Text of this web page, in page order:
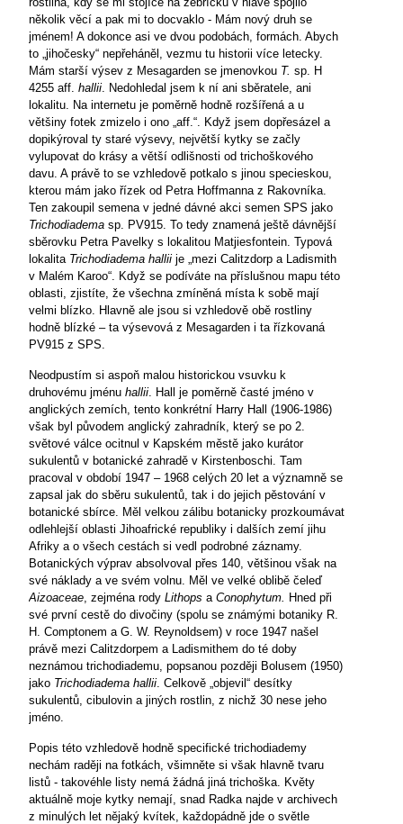
několik věcí a pak mi to docvaklo - Mám nový druh se
jménem! A dokonce asi ve dvou podobách, formách. Abych
to „jihočesky“ nepřeháněl, vezmu tu historii více letecky.
Mám starší výsev z Mesagarden se jmenovkou T. sp. H
4255 aff. hallii. Nedohledal jsem k ní ani sběratele, ani
lokalitu. Na internetu je poměrně hodně rozšířená a u
většiny fotek zmizelo i ono „aff.“. Když jsem dopřesázel a
dopikýroval ty staré výsevy, největší kytky se začly
vylupovat do krásy a větší odlišnosti od trichoškového
davu. A právě to se vzhledově potkalo s jinou specieskou,
kterou mám jako řízek od Petra Hoffmanna z Rakovníka.
Ten zakoupil semena v jedné dávné akci semen SPS jako
Trichodiadema sp. PV915. To tedy znamená ještě dávnější
sběrovku Petra Pavelky s lokalitou Matjiesfontein. Typová
lokalita Trichodiadema hallii je „mezi Calitzdorp a Ladismith
v Malém Karoo“. Když se podíváte na příslušnou mapu této
oblasti, zjistíte, že všechna zmíněná místa k sobě mají
velmi blízko. Hlavně ale jsou si vzhledově obě rostliny
hodně blízké – ta výsevová z Mesagarden i ta řízkovaná
PV915 z SPS.
Neodpustím si aspoň malou historickou vsuvku k
druhovému jménu hallii. Hall je poměrně časté jméno v
anglických zemích, tento konkrétní Harry Hall (1906-1986)
však byl původem anglický zahradník, který se po 2.
světové válce ocitnul v Kapském městě jako kurátor
sukulentů v botanické zahradě v Kirstenboschi. Tam
pracoval v období 1947 – 1968 celých 20 let a významně se
zapsal jak do sběru sukulentů, tak i do jejich pěstování v
botanické sbírce. Měl velkou zálibu botanicky prozkoumávat
odlehlejší oblasti Jihoafrické republiky i dalších zemí jihu
Afriky a o všech cestách si vedl podrobné záznamy.
Botanických výprav absolvoval přes 140, většinou však na
své náklady a ve svém volnu. Měl ve velké oblibě čeleď
Aizoaceae, zejména rody Lithops a Conophytum. Hned při
své první cestě do divočiny (spolu se známými botaniky R.
H. Comptonem a G. W. Reynoldsem) v roce 1947 našel
právě mezi Calitzdorpem a Ladismithem do té doby
neznámou trichodiademu, popsanou později Bolusem (1950)
jako Trichodiadema hallii. Celkově „objevil“ desítky
sukulentů, cibulovin a jiných rostlin, z nichž 30 nese jeho
jméno.
Popis této vzhledově hodně specifické trichodiademy
nechám raději na fotkách, všimněte si však hlavně tvaru
listů - takovéhle listy nemá žádná jiná trichoška. Květy
aktuálně moje kytky nemají, snad Radka najde v archivech
z minulých let nějaký kvítek, každopádně jde o světle